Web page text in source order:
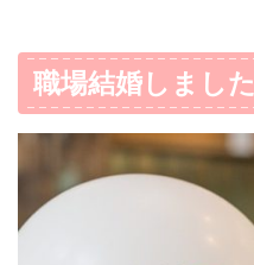
職場結婚しました